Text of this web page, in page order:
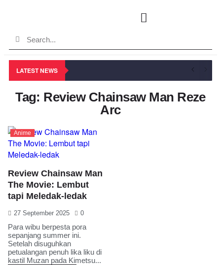
LATEST NEWS
Tag: Review Chainsaw Man Reze
Arc
Anime
Review Chainsaw Man
The Movie: Lembut
tapi Meledak-ledak
27 September 2025 0
Para wibu berpesta pora
sepanjang summer ini.
Setelah disuguhkan
petualangan penuh lika liku di
kastil Muzan pada Kimetsu...